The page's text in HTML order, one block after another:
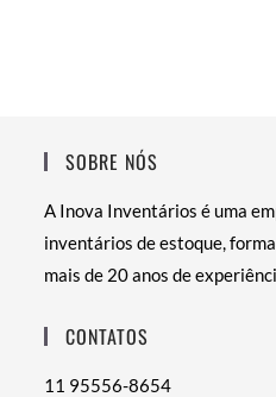
SOBRE NÓS
A Inova Inventários é uma
inventários de estoque,
mais de 20 anos de
CONTATOS
11 95556-8654